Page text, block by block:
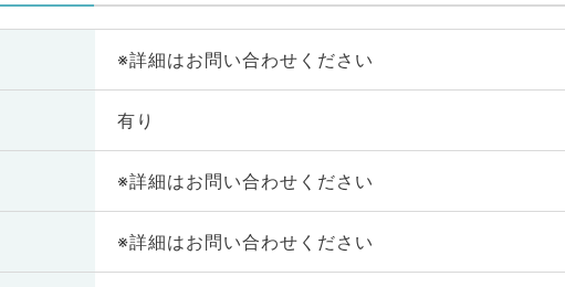
※詳細はお問い合わせください
有り
※詳細はお問い合わせください
※詳細はお問い合わせください